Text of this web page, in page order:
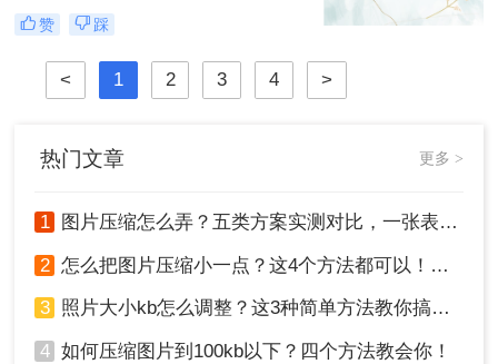
速度或满足特定的上传要求。那么图
片怎么压缩呢？本文将介绍四种图片
压缩方法，帮助您更好地进行图片压
赞 踩
< 1 2 3 4 >
热门文章 更多 >
1 图片压缩怎么弄？五类方案实测对比，一张表看懂怎么选！
2 怎么把图片压缩小一点？这4个方法都可以！赶紧试试！
3 照片大小kb怎么调整？这3种简单方法教你搞定！
4 如何压缩图片到100kb以下？四个方法教会你！